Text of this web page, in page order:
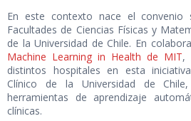
En este contexto nace el
Facultades de Ciencias Físicas y
de la Universidad de Chile. En
Machine Learning in Health de MIT,
distintos hospitales en esta
Clínico de la Universidad de
herramientas de aprendizaje
clínicas.